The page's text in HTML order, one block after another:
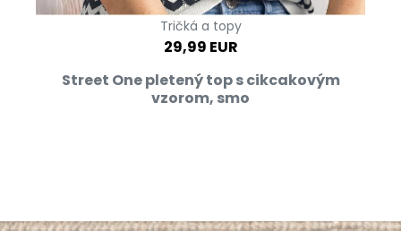
Tričká a topy
29,99 EUR
Street One pletený top s cikcakovým
vzorom, smo